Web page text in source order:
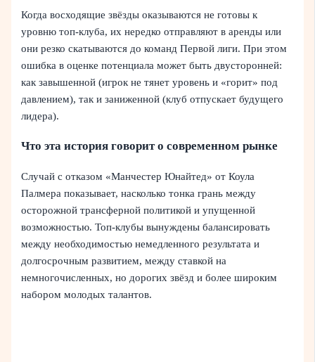
Когда восходящие звёзды оказываются не готовы к
уровню топ-клуба, их нередко отправляют в аренды или
они резко скатываются до команд Первой лиги. При этом
ошибка в оценке потенциала может быть двусторонней:
как завышенной (игрок не тянет уровень и «горит» под
давлением), так и заниженной (клуб отпускает будущего
лидера).
Что эта история говорит о современном рынке
Случай с отказом «Манчестер Юнайтед» от Коула
Палмера показывает, насколько тонка грань между
осторожной трансферной политикой и упущенной
возможностью. Топ-клубы вынуждены балансировать
между необходимостью немедленного результата и
долгосрочным развитием, между ставкой на
немногочисленных, но дорогих звёзд и более широким
набором молодых талантов.